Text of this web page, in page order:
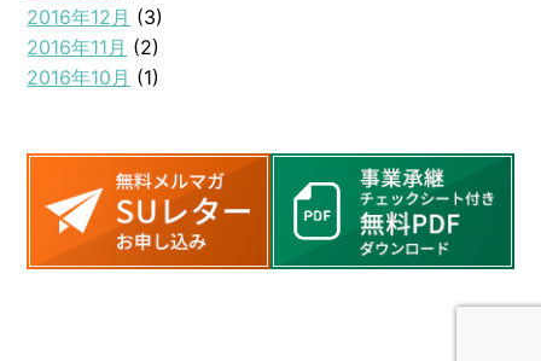
2016年12月 (3)
2016年11月 (2)
2016年10月 (1)